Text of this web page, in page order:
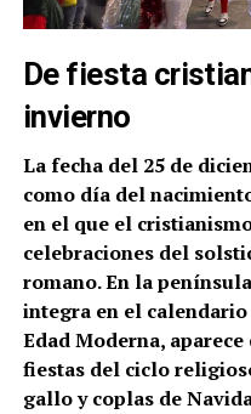
De fiesta
invierno
La fecha del 25 de
como día del
en el que el
celebraciones del
romano. En la
integra en el
Edad Moderna,
fiestas del ciclo
gallo y coplas de